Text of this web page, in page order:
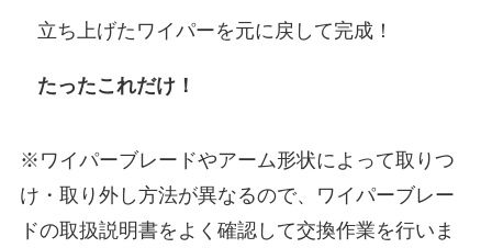
立ち上げたワイパーを元に戻して完成！
たったこれだけ！
※ワイパーブレードやアーム形状によって取りつ
け・取り外し方法が異なるので、ワイパーブレー
ドの取扱説明書をよく確認して交換作業を行いま